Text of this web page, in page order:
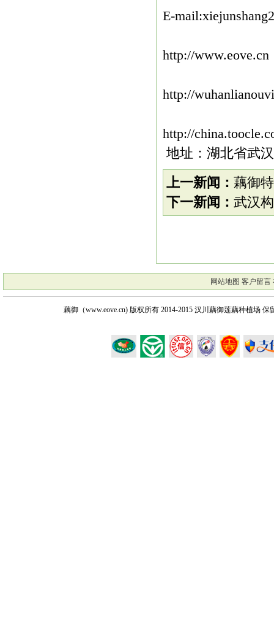
E-
http://www.eove.cn
http://
http://
地址：湖北省武
上一新闻： 藕御
下一新闻： 武汉
网站地图 客户留言
藕御（www.eove.cn) 版权所有2014-2015 汉川藕御莲藕种植场 保